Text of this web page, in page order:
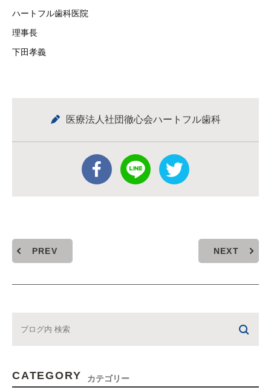
ハートフル歯科医院
理事長
下田孝義
医療法人社団徹心会ハートフル歯科
PREV NEXT
CATEGORY カテゴリー